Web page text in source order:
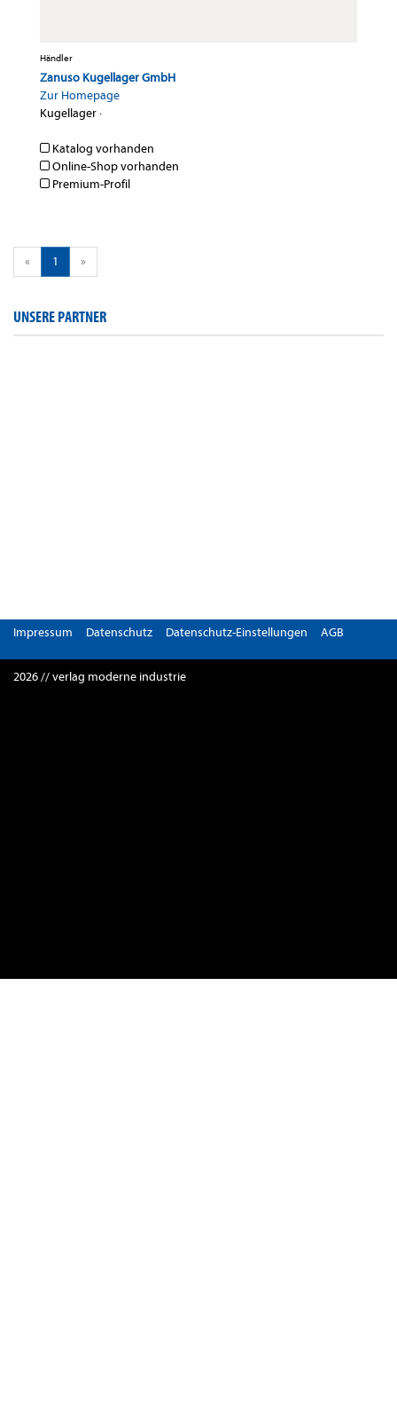
Händler
Zanuso Kugellager GmbH
Zur Homepage
Kugellager·
Katalog vorhanden
Online-Shop vorhanden
Premium-Profil
« 1 »
UNSERE PARTNER
Impressum Datenschutz Datenschutz-Einstellungen AGB
2026 // verlag moderne industrie